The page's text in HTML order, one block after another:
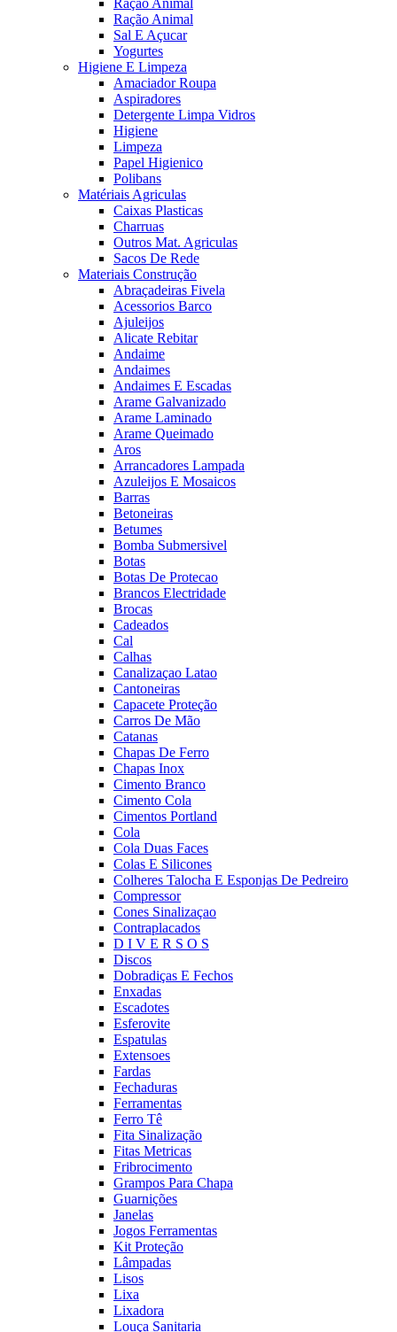
Ração Animal
Ração Animal
Sal E Açucar
Yogurtes
Higiene E Limpeza
Amaciador Roupa
Aspiradores
Detergente Limpa Vidros
Higiene
Limpeza
Papel Higienico
Polibans
Matériais Agriculas
Caixas Plasticas
Charruas
Outros Mat. Agriculas
Sacos De Rede
Materiais Construção
Abraçadeiras Fivela
Acessorios Barco
Ajuleijos
Alicate Rebitar
Andaime
Andaimes
Andaimes E Escadas
Arame Galvanizado
Arame Laminado
Arame Queimado
Aros
Arrancadores Lampada
Azuleijos E Mosaicos
Barras
Betoneiras
Betumes
Bomba Submersivel
Botas
Botas De Protecao
Brancos Electridade
Brocas
Cadeados
Cal
Calhas
Canalizaçao Latao
Cantoneiras
Capacete Proteção
Carros De Mão
Catanas
Chapas De Ferro
Chapas Inox
Cimento Branco
Cimento Cola
Cimentos Portland
Cola
Cola Duas Faces
Colas E Silicones
Colheres Talocha E Esponjas De Pedreiro
Compressor
Cones Sinalizaçao
Contraplacados
D I V E R S O S
Discos
Dobradiças E Fechos
Enxadas
Escadotes
Esferovite
Espatulas
Extensoes
Fardas
Fechaduras
Ferramentas
Ferro Tê
Fita Sinalização
Fitas Metricas
Fribrocimento
Grampos Para Chapa
Guarnições
Janelas
Jogos Ferramentas
Kit Proteção
Lâmpadas
Lisos
Lixa
Lixadora
Louça Sanitaria